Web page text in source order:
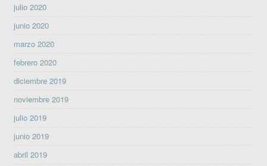
julio 2020
junio 2020
marzo 2020
febrero 2020
diciembre 2019
noviembre 2019
julio 2019
junio 2019
abril 2019